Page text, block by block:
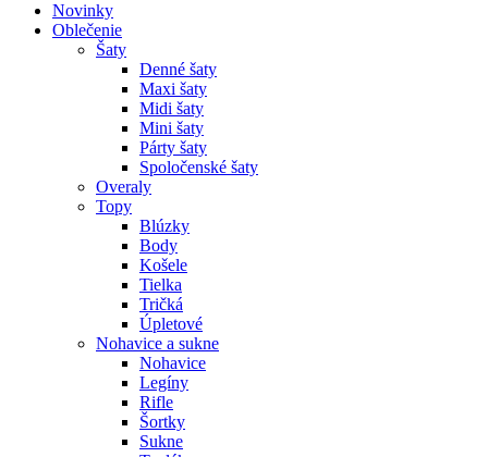
Novinky
Oblečenie
Šaty
Denné šaty
Maxi šaty
Midi šaty
Mini šaty
Párty šaty
Spoločenské šaty
Overaly
Topy
Blúzky
Body
Košele
Tielka
Tričká
Úpletové
Nohavice a sukne
Nohavice
Legíny
Rifle
Šortky
Sukne